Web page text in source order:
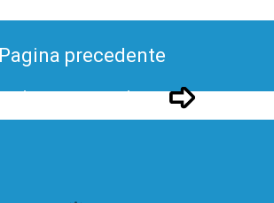
Pagina precedente
successivo